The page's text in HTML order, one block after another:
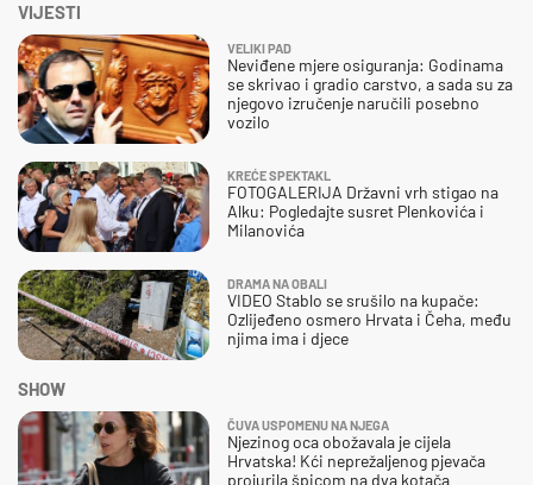
VIJESTI
VELIKI PAD
Neviđene mjere osiguranja: Godinama
se skrivao i gradio carstvo, a sada su za
njegovo izručenje naručili posebno
vozilo
KREĆE SPEKTAKL
FOTOGALERIJA Državni vrh stigao na
Alku: Pogledajte susret Plenkovića i
Milanovića
DRAMA NA OBALI
VIDEO Stablo se srušilo na kupače:
Ozlijeđeno osmero Hrvata i Čeha, među
njima ima i djece
SHOW
ČUVA USPOMENU NA NJEGA
Njezinog oca obožavala je cijela
Hrvatska! Kći neprežaljenog pjevača
projurila špicom na dva kotača